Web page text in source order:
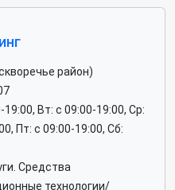
район)
19:00, Вт: c 09:00-19:00, Ср:
Пт: c 09:00-19:00, Сб:
Средства
технологии/